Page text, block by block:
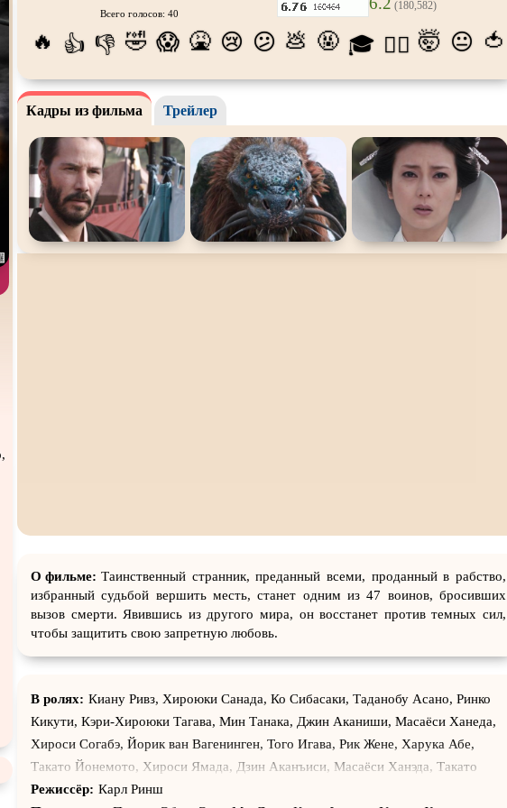
Про апокалипсис Про богов
Про ведьм Про викингов Про выживание
Про гонки Про деревню Про динозавров
Про животных Про зомби
Про космос Про любовь Про маньяков исерийных
убийц
Про оборотней Про пиратов Про подростков
Про роботов Про рыцарей Про самолёты
Про снайперов Про супергероев Про танки
Про тюрьму
Всего голосов: 40
(180,582)
🔥 👍 👎 🤣 😱 🤮 😢 😕 💩 🤬 🎓 😵‍💫 🤯 😐 🍅
Кадры из фильма Трейлер
О фильме: Таинственный странник, преданный всеми, проданный в рабство,
избранный судьбой вершить месть, станет одним из 47 воинов, бросивших
вызов смерти. Явившись из другого мира, он восстанет против темных сил,
чтобы защитить свою запретную любовь.
В ролях: Киану Ривз, Хироюки Санада, Ко Сибасаки, Таданобу Асано, Ринко
Кикути, Кэри-Хироюки Тагава, Мин Танака, Джин Аканиши, Масаёси Ханеда,
Хироси Согабэ, Йорик ван Вагенинген, Того Игава, Рик Жене, Харука Абе,
Такато Йонемото, Хироси Ямада, Дзин Аканъиси, Масаёси Ханэда, Такато
Ёнэмото, Сю Накадзима, Нил Финглтон, Нацуки Кунимото, Танро Исида,
Режиссёр: Карл Ринш